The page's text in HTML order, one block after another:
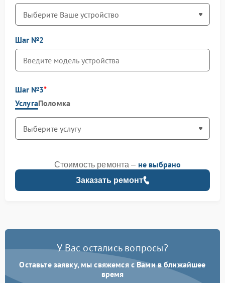
Шаг №2
Шаг №3
УслугаПоломка
Заказать ремонт
Стоимость ремонта – не выбрано
У Вас остались вопросы?
Оставьте заявку, мы свяжемся с Вами в ближайшее
время